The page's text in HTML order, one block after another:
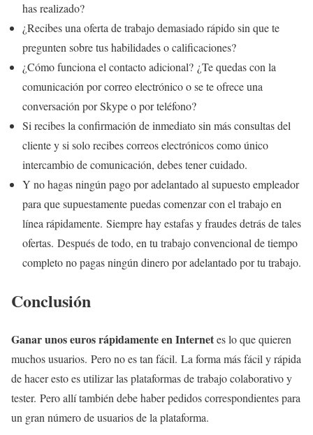
has realizado?
¿Recibes una oferta de trabajo demasiado rápido sin que te
pregunten sobre tus habilidades o calificaciones?
¿Cómo funciona el contacto adicional? ¿Te quedas con la
comunicación por correo electrónico o se te ofrece una
conversación por Skype o por teléfono?
Si recibes la confirmación de inmediato sin más consultas del
cliente y si solo recibes correos electrónicos como único
intercambio de comunicación, debes tener cuidado.
Y no hagas ningún pago por adelantado al supuesto empleador
para que supuestamente puedas comenzar con el trabajo en
línea rápidamente. Siempre hay estafas y fraudes detrás de tales
ofertas. Después de todo, en tu trabajo convencional de tiempo
completo no pagas ningún dinero por adelantado por tu trabajo.
Conclusión
Ganar unos euros rápidamente en Internetes lo que quieren
muchos usuarios. Pero no es tan fácil. La forma más fácil y rápida
de hacer esto es utilizar las plataformas de trabajo colaborativo y
tester. Pero allí también debe haber pedidos correspondientes para
un gran número de usuarios de la plataforma.